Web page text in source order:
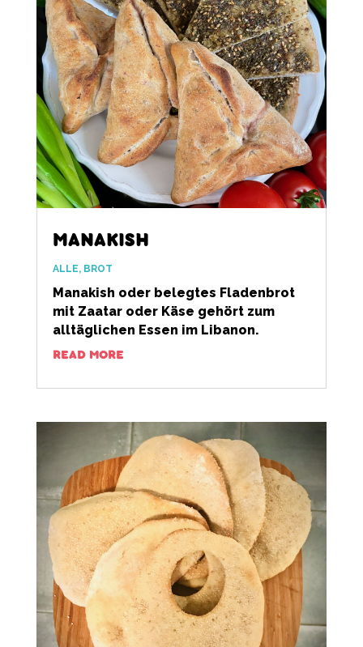
MANAKISH
ALLE, BROT
Manakish oder belegtes Fladenbrot
mit Zaatar oder Käse gehört zum
alltäglichen Essen im Libanon.
READ MORE